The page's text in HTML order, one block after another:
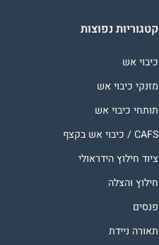
קטגוריות נפוצות
כיבוי אש
מזנקי כיבוי אש
תותחי כיבוי אש
CAFS / כיבוי אש בקצף
ציוד חילוץ הידראולי
חילוץ והצלה
פנסים
תאורה ניידת